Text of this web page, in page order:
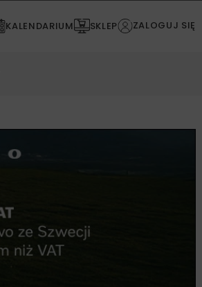
KALENDARIUM SKLEP ZALOGUJ SIĘ